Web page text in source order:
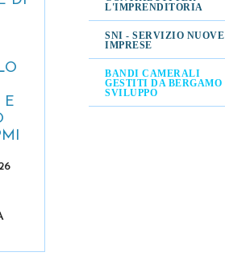
E
L'IMPRENDITORIA
SNI - SERVIZIO NUOVE
IMPRESE
BANDI CAMERALI
GESTITI DA BERGAMO
SVILUPPO